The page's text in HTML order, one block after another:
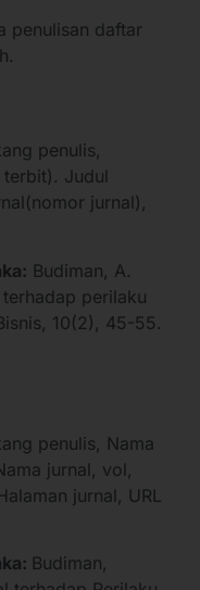
penulisan daftar
penulis,
terbit). Judul
jurnal),
Budiman, A.
perilaku
10(2), 45-55.
penulis, Nama
jurnal, vol,
jurnal, URL
Budiman,